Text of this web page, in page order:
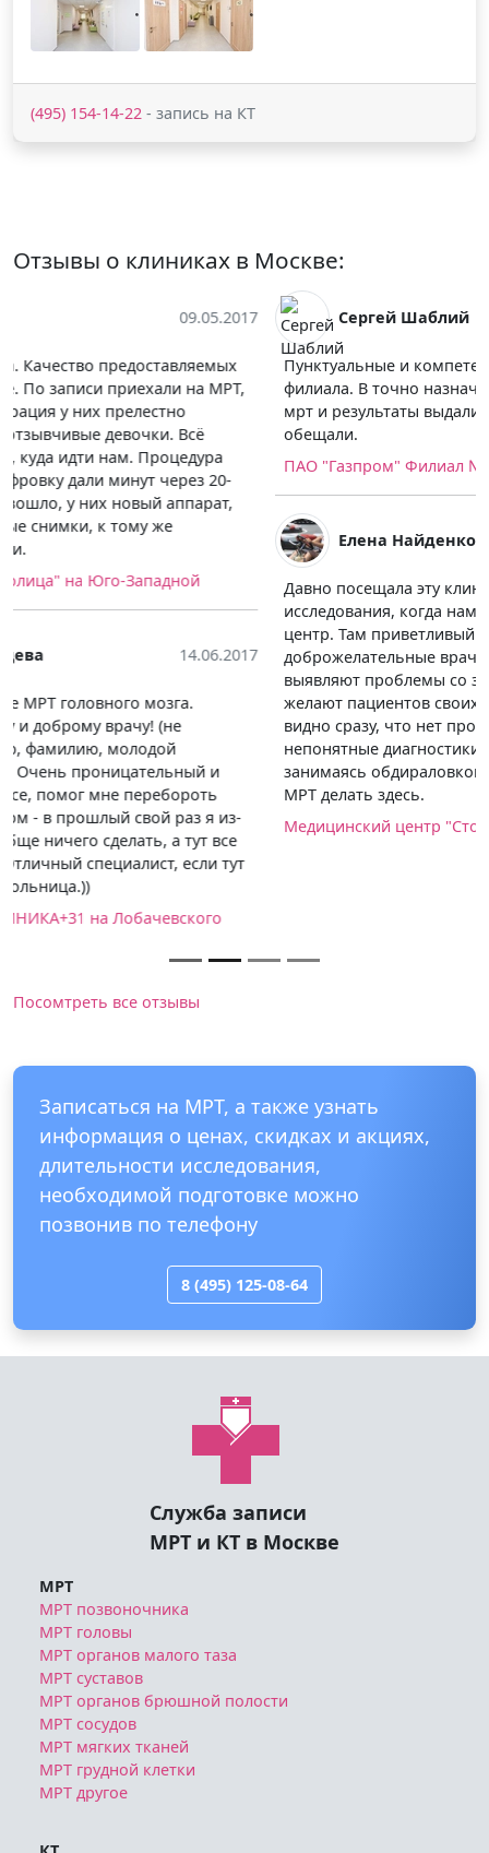
(495) 154-14-22 - запись на КТ
Отзывы о клиниках в Москве:
Сергей Шаблий 02.06.2017
Пунктуальные и компетентные врачи и весь персонал
филиала. В точно назначенное время мне провели
мрт и результаты выдали ровно через 35 минут, как и
обещали.
ПАО "Газпром" Филиал № 1
Елена Найденко 09.05.2017
Давно посещала эту клинику, любые анализы и
исследования, когда нам нужно сдать, то ходим в этот
центр. Там приветливый персонал,
доброжелательные врачи, которые действительно
выявляют проблемы со здоровьем, если они есть и
желают пациентов своих вылечить. А не так, когда
видно сразу, что нет проблем, а врачи направляют на
непонятные диагностики, стоящие много денег,
занимаясь обдираловкой. Тут всё отлично, советую
МРТ делать здесь.
Медицинский центр "Столица" на Юго-Западной
Посомтреть все отзывы
Записаться на МРТ, а также узнать
длительности исследования,
необходимой подготовке можно
позвонив по телефону
8 (495) 125-08-64
Служба записи
МРТ и КТ в Москве
МРТ позвоночника
МРТ суставов
МРТ органов брюшной полости
МРТ сосудов
МРТ мягких тканей
МРТ грудной клетки
МРТ другое
КТ
КТ грудной клетки
КТ позвоночника